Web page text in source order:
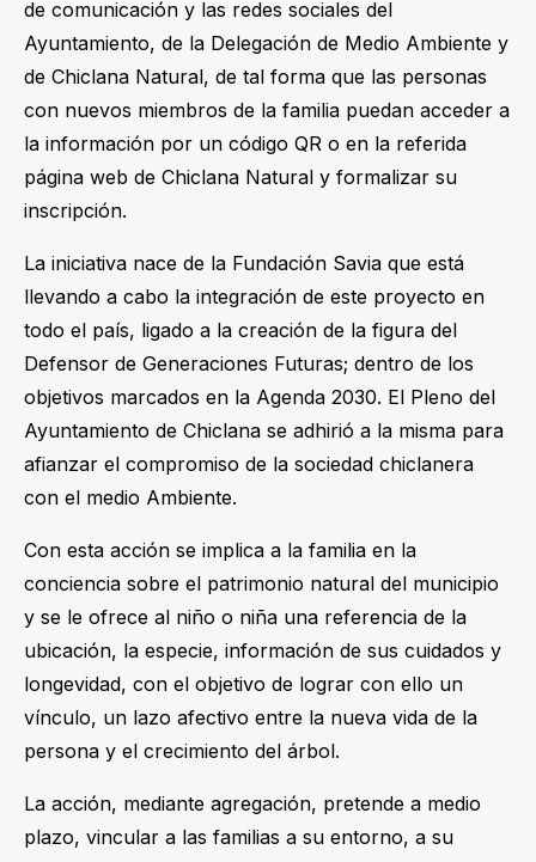
de comunicación y las redes sociales del
Ayuntamiento, de la Delegación de Medio Ambiente y
de Chiclana Natural, de tal forma que las personas
con nuevos miembros de la familia puedan acceder a
la información por un código QR o en la referida
página web de Chiclana Natural y formalizar su
inscripción.
La iniciativa nace de la Fundación Savia que está
llevando a cabo la integración de este proyecto en
todo el país, ligado a la creación de la figura del
Defensor de Generaciones Futuras; dentro de los
objetivos marcados en la Agenda 2030. El Pleno del
Ayuntamiento de Chiclana se adhirió a la misma para
afianzar el compromiso de la sociedad chiclanera
con el medio Ambiente.
Con esta acción se implica a la familia en la
conciencia sobre el patrimonio natural del municipio
y se le ofrece al niño o niña una referencia de la
ubicación, la especie, información de sus cuidados y
longevidad, con el objetivo de lograr con ello un
vínculo, un lazo afectivo entre la nueva vida de la
persona y el crecimiento del árbol.
La acción, mediante agregación, pretende a medio
plazo, vincular a las familias a su entorno, a su